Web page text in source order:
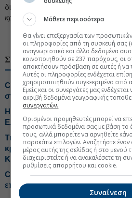
δικτύωσης για να προβάλει τις «
κρυπτονομισμάτων και fintech
#Κρυπτονομίσματα #Binance
ΣΧΕΤΙΚΑ ΘΕΜΑΤΑ
Crypto: Οι πρώτες άδειες MiCA
στην Ελλάδα
Η νέα εποχή στις αγορές και τι
Ελληνες επενδυτές
Τις δυο πρώτες άδειες για
κρυπτονομισμάτων βάσει MiCA
Κεφαλαιαγορά
Crypto: Οι Αμερικανοί
επικίνδυνο προϊόν της αγοράς
Μάθετε περισσότερα
Θα γίνει επεξεργασία των
οι πληροφορίες από τη συσκευή σας
αναγνωριστικά και άλλα δεδομένα
κοινοποιηθούν σε 237 παρόχους, οι
αποκτήσουν πρόσβαση σε αυτές ή να
Αυτές οι πληροφορίες ενδέχεται
χρησιμοποιηθούν συγκεκριμένα από
Εμείς και οι συνεργάτες μας
ακριβή δεδομένα γεωγραφικής
συνεργατών.
Ορισμένοι προμηθευτές μπορεί να
προσωπικά δεδομένα σας με βάση το
τους, αλλά μπορείτε να αρνηθείτε
παρακάτω επιλογών. Αναζητήστε
μέρος αυτής της σελίδας ή στο μενού
διαχειριστείτε ή να ανακαλέσετε τη
ρυθμίσεις απορρήτου και cookie.
Συναίνεση